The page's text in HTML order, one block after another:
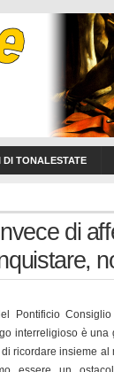
DI TONALESTATE
di
Pontificio
interreligioso è una
ricordare insieme al